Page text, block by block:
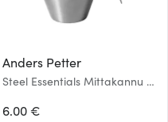
Anders Petter
Steel Essentials Mittakannu 1
6.00 €